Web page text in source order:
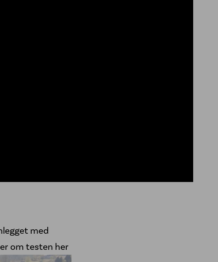
med
om testen her